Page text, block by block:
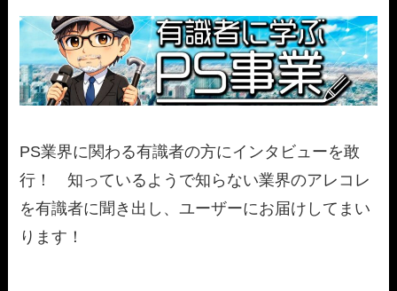
PS業界に関わる有識者の方にインタビューを敢
行！ 知っているようで知らない業界のアレコレ
を有識者に聞き出し、ユーザーにお届けしてまい
ります！